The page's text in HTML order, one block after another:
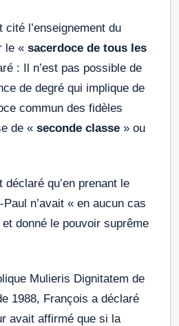
l’enseignement du
le « sacerdoce de tous les
: Il n’est pas possible de
de degré qui implique de
commun des fidèles
de « seconde classe » ou
qu’en prenant le
n’avait « en aucun cas
donné le pouvoir suprême
Mulieris Dignitatem de
1988, François a déclaré
avait affirmé que si la